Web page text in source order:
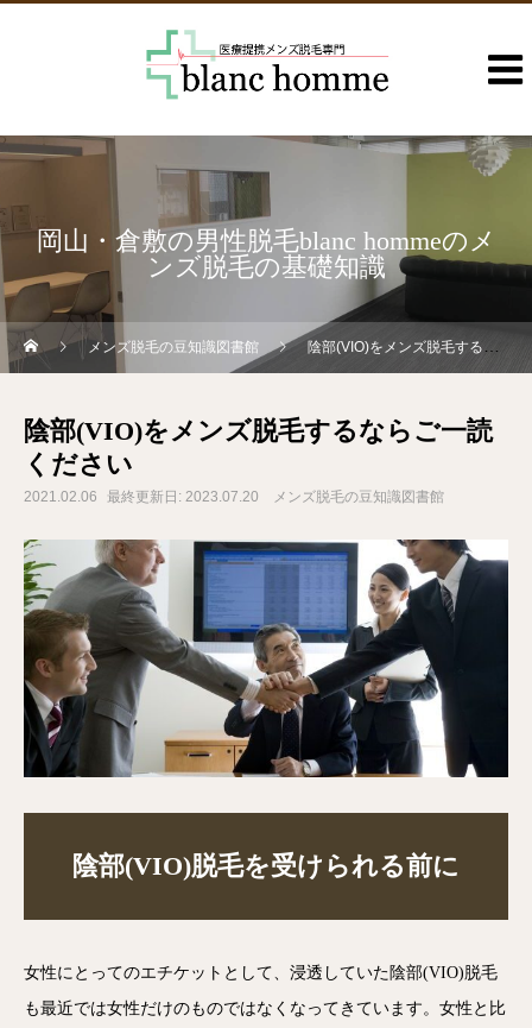
岡山・倉敷の男性脱毛blanc hommeのメ
ンズ脱毛の基礎知識
メンズ脱毛の豆知識図書館 陰部(VIO)をメンズ脱毛するならご一読ください
陰部(VIO)をメンズ脱毛するならご一読
ください
2021.02.06 最終更新日: 2023.07.20 メンズ脱毛の豆知識図書館
陰部(VIO)脱毛を受けられる前に
女性にとってのエチケットとして、浸透していた陰部(VIO)脱毛
も最近では女性だけのものではなくなってきています。女性と比